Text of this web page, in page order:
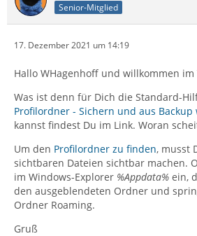
Senior-Mitglied
17. Dezember 2021 um 14:19
Hallo WHagenhoff und willkommen
Was ist denn für Dich die Standard-
Profilordner - Sichern und aus
kannst findest Du im Link. Woran
Um den Profilordner zu finden, musst
sichtbaren Dateien sichtbar machen.
im Windows-Explorer %Appdata% ein,
den ausgeblendeten Ordner und
Ordner Roaming.
Gruß